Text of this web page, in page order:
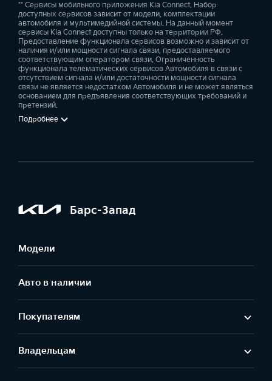
** Сервисы мобильного приложения Kia Connect. Набор
доступных сервисов зависит от модели, комплектации
автомобиля и мультимедийной системы. На данный момент
сервисы Kia Connect доступны только на территории РФ.
Предоставление функционала сервисов возможно и зависит от
наличия и/или мощности сигнала связи, предоставляемого
соответствующим оператором связи. Ограниченность
функционала телематических сервисов Автомобиля в связи с
отсутствием сигнала и/или достаточности мощности сигнала
связи не является недостатком Автомобиля и не может являться
основанием для предъявления соответствующих требований и
претензий.
Подробнее
Барс-Запад
Модели
Авто в наличии
Покупателям
Владельцам